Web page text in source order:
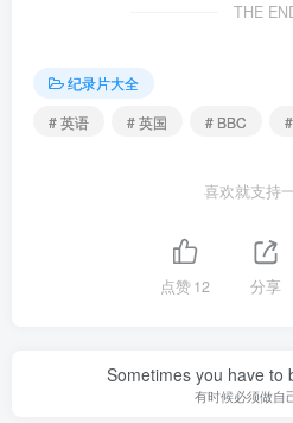
THE
纪录片大全
# 英语
# 英国 # BBC
喜欢就支持
点赞12 分享
Sometimes you have to
有时候必须做自